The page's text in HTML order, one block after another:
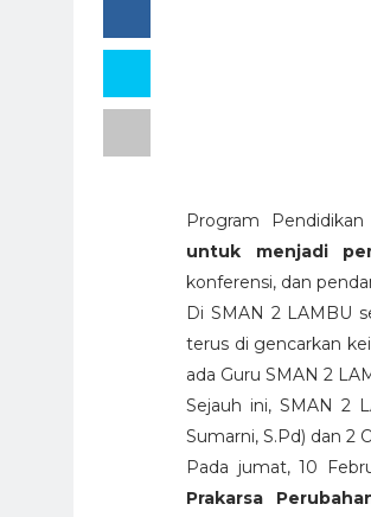
Program
untuk menjadi
konferensi, dan
Di SMAN 2 LAMBU
terus di gencarkan
ada Guru SMAN 2
Sejauh ini, SMAN 2
Sumarni, S.Pd) dan 2
Pada jumat, 10
Prakarsa